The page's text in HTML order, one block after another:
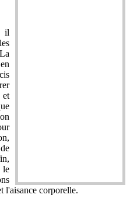
il
et
le
l'aisance corporelle.